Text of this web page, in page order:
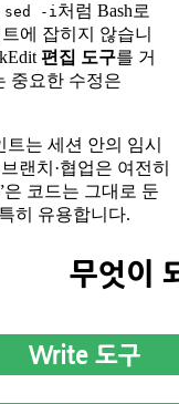
sed -i처럼 Bash로
에 잡히지 않습니
편집 도구를 거
중요한 수정은
트는 세션 안의 임시
랜치·협업은 여전히
코드는 그대로 둔
히 유용합니다.